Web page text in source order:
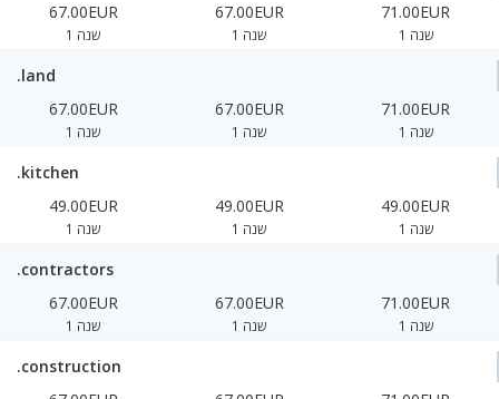
67.00EUR
1 שנה
67.00EUR
1 שנה
71.00EUR
1 שנה
.land
67.00EUR
1 שנה
67.00EUR
1 שנה
71.00EUR
1 שנה
.kitchen
49.00EUR
1 שנה
49.00EUR
1 שנה
49.00EUR
1 שנה
.contractors
67.00EUR
1 שנה
67.00EUR
1 שנה
71.00EUR
1 שנה
.construction